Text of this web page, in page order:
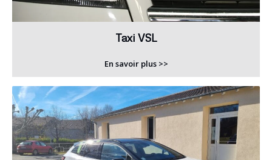
Taxi VSL
En savoir plus >>